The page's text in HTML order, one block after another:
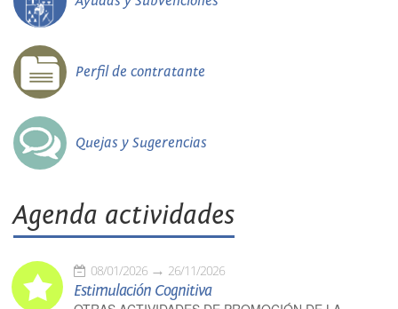
Perfil de contratante
Quejas y Sugerencias
Agenda actividades
08/01/2026 26/11/2026
Estimulación Cognitiva